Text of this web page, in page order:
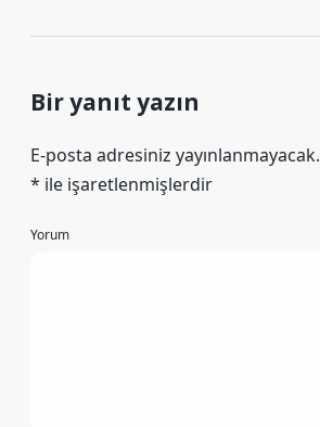
Bir yanıt yazın
E-posta adresiniz yayınlanmayacak.
* ile işaretlenmişlerdir
Yorum